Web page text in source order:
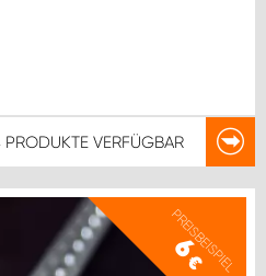
PRODUKTE VERFÜGBAR
PREISBEISPIEL
6
€